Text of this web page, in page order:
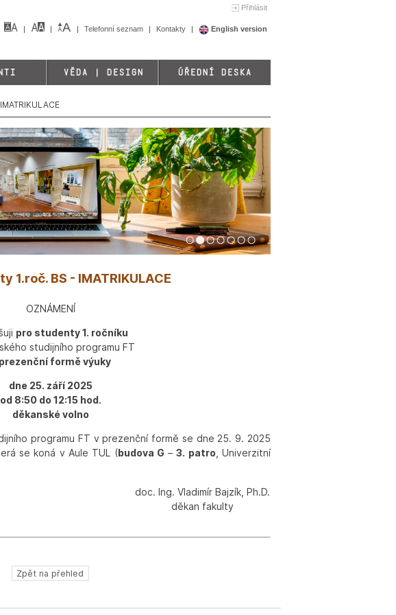
Přihlásit
Telefonní seznam Kontakty English version
VĚDA | DESIGN ÚŘEDNÍ DESKA
1 2 3 4 5 6 7
BS - IMATRIKULACE
OZNÁMENÍ
pro studenty 1. ročníku
studijního programu FT
formě výuky
dne 25. září 2025
od 8:50 do 12:15 hod.
děkanské volno
programu FT v prezenční formě se dne 25. 9. 2025
se koná v Aule TUL (budova G–3. patro , Univerzitní
doc. Ing. Vladimír Bajzík, Ph.D.
děkan fakulty
Zpět na přehled